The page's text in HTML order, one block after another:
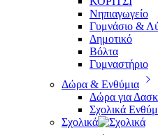
Νηπιαγωγείο
Γυμνάσιο &
Δημοτικό
Βόλτα
Γυμναστήριο
Δώρα & Ενθύμια
Δώρα για
Σχολικά
Σχολικά